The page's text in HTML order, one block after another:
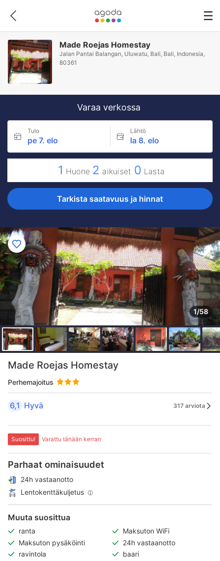
Made Roejas Homestay
Jalan Pantai Balangan, Uluwatu, Bali, Bali, Indonesia,
80361
Varaa verkossa
Tulo
pe 7. elo
Lähtö
la 8. elo
1 Huone 2 aikuiset 0 Lasta
Tarkista saatavuus ja hinnat
1/58
Made Roejas Homestay
Perhemajoitus
6,1 Hyvä 317 arviota
Suosittu! Varattu tänään kerran
Parhaat ominaisuudet
24h vastaanotto
Lentokenttäkuljetus
Muuta suosittua
ranta
Maksuton WiFi
Maksuton pysäköinti
24h vastaanotto
ravintola
baari